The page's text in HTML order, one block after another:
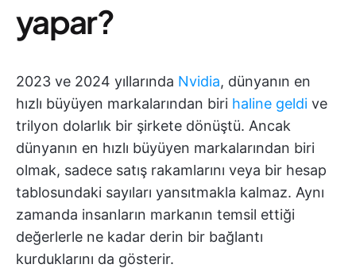
yapar?
2023 ve 2024 yıllarında Nvidia, dünyanın en
hızlı büyüyen markalarından biri haline geldi ve
trilyon dolarlık bir şirkete dönüştü. Ancak
dünyanın en hızlı büyüyen markalarından biri
olmak, sadece satış rakamlarını veya bir hesap
tablosundaki sayıları yansıtmakla kalmaz. Aynı
zamanda insanların markanın temsil ettiği
değerlerle ne kadar derin bir bağlantı
kurduklarını da gösterir.